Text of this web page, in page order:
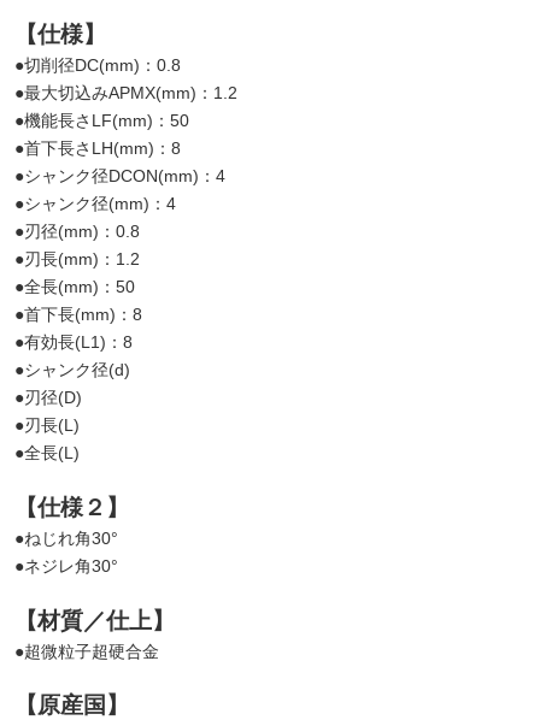
【仕様】
●切削径DC(mm)：0.8
●最大切込みAPMX(mm)：1.2
●機能長さLF(mm)：50
●首下長さLH(mm)：8
●シャンク径DCON(mm)：4
●シャンク径(mm)：4
●刃径(mm)：0.8
●刃長(mm)：1.2
●全長(mm)：50
●首下長(mm)：8
●有効長(L1)：8
●シャンク径(d)
●刃径(D)
●刃長(L)
●全長(L)
【仕様２】
●ねじれ角30°
●ネジレ角30°
【材質／仕上】
●超微粒子超硬合金
【原産国】